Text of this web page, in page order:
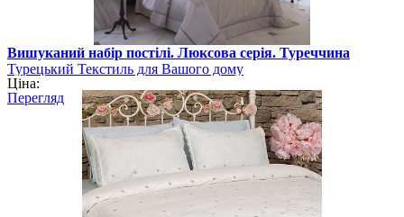
Вишуканий набір постілі. Люксова серія. Туреччина
Турецький Текстиль для Вашого дому
Ціна:
Перегляд